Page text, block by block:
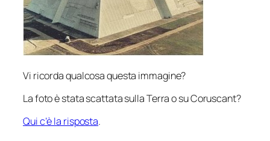
Vi ricorda qualcosa questa immagine?
La foto è stata scattata sulla Terra o su Coruscant?
Qui c’è la risposta.